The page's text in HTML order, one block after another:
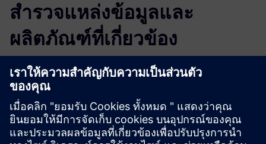
สำรวจแหล่งข้อมูลและ
ผลิตภัณฑ์ที่เกี่ยวข้อง
ข้อมูลและแหล่งข้อมูลเพิ่มเติม
Whitepaper
เงื่อนไขเบื้องต้น